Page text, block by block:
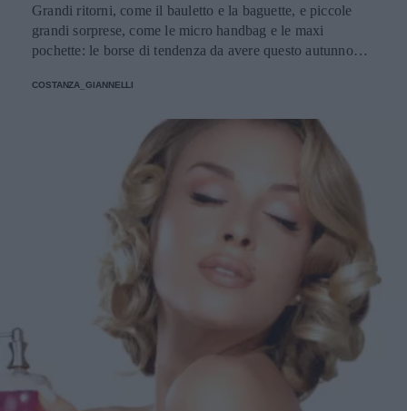
Grandi ritorni, come il bauletto e la baguette, e piccole
grandi sorprese, come le micro handbag e le maxi
pochette: le borse di tendenza da avere questo autunno
COSTANZA_GIANNELLI